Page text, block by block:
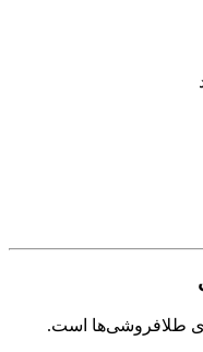
طلافروشی‌ها است.